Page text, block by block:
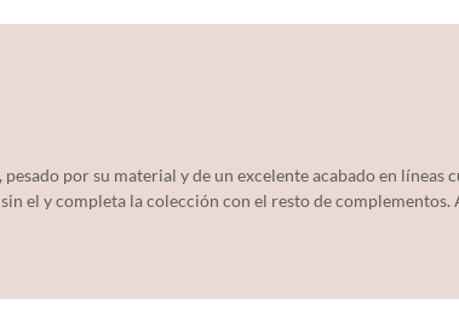
por su material y de un excelente acabado en líneas
el y completa la colección con el resto de